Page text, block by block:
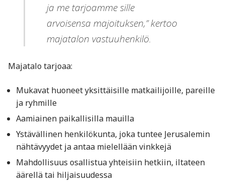
ja me tarjoamme sille
arvoisensa majoituksen,” kertoo
majatalon vastuuhenkilö.
Majatalo tarjoaa:
Mukavat huoneet yksittäisille matkailijoille, pareille
ja ryhmille
Aamiainen paikallisilla mauilla
Ystävällinen henkilökunta, joka tuntee Jerusalemin
nähtävyydet ja antaa mielellään vinkkejä
Mahdollisuus osallistua yhteisiin hetkiin, iltateen
äärellä tai hiljaisuudessa